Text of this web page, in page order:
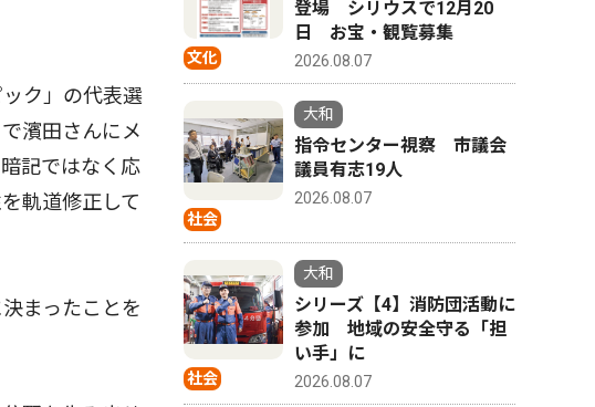
ク」の代表選
濱田さんにメ
記ではなく応
軌道修正して
まったことを
文化
登場 シリウスで12月20
日 お宝・観覧募集
2026.08.07
社会
大和
指令センター視察 市議会
議員有志19人
2026.08.07
社会
大和
シリーズ【4】消防団活動に
参加 地域の安全守る「担
い手」に
2026.08.07